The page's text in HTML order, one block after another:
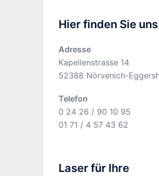
Hier finden Sie uns
Adresse
Kapellenstrasse 14
52388 Nörvenich-
Telefon
0 24 26 / 90 10 95
01 71 / 4 57 43 62
Laser für Ihre